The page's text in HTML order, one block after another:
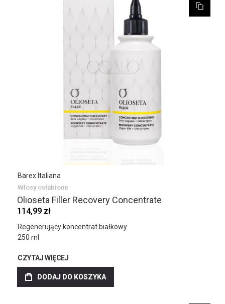
Barex Italiana
Włosy osłabione
Olioseta Filler Recovery Concentrate
114,99 zł
Regenerujący koncentrat białkowy
250 ml
CZYTAJ WIĘCEJ
DODAJ DO KOSZYKA